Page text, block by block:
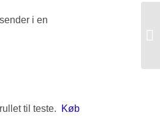
i en
til teste.
Køb